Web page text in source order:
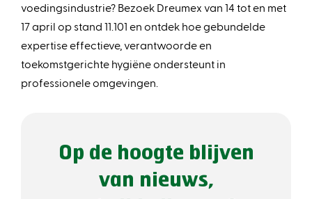
voedingsindustrie? Bezoek Dreumex van 14 tot en met
17 april op stand 11.101 en ontdek hoe gebundelde
expertise effectieve, verantwoorde en
toekomstgerichte hygiëne ondersteunt in
professionele omgevingen.
Op de hoogte blijven
van nieuws,